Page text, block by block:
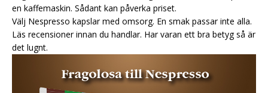
en kaffemaskin. Sådant kan påverka priset.
Välj Nespresso kapslar med omsorg. En smak passar inte alla.
Läs recensioner innan du handlar. Har varan ett bra betyg så är
det lugnt.